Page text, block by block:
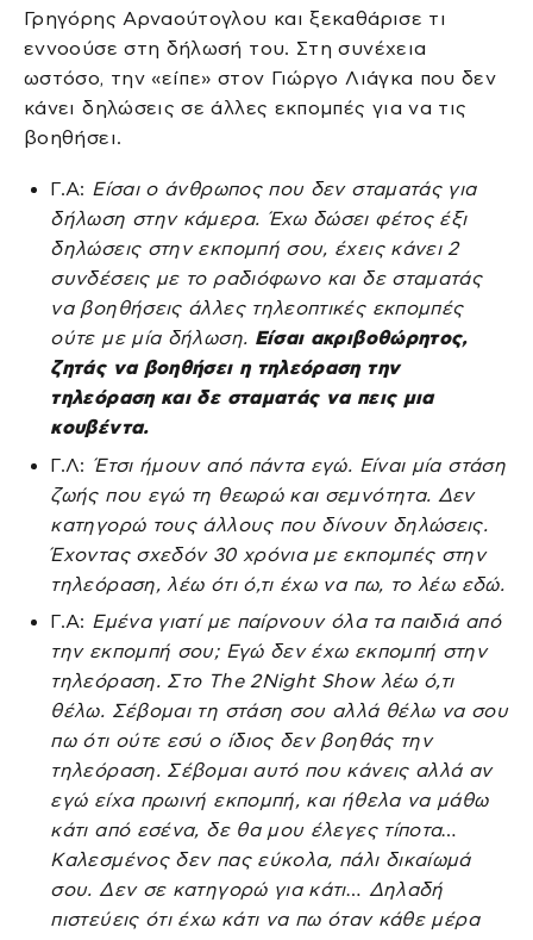
Γρηγόρης Αρναούτογλου και ξεκαθάρισε τι
εννοούσε στη δήλωσή του. Στη συνέχεια
ωστόσο, την «είπε» στον Γιώργο Λιάγκα που δεν
κάνει δηλώσεις σε άλλες εκπομπές για να τις
βοηθήσει.
Γ.Α: Είσαι ο άνθρωπος που δεν σταματάς για
δήλωση στην κάμερα. Έχω δώσει φέτος έξι
δηλώσεις στην εκπομπή σου, έχεις κάνει 2
συνδέσεις με το ραδιόφωνο και δε σταματάς
να βοηθήσεις άλλες τηλεοπτικές εκπομπές
ούτε με μία δήλωση. Είσαι ακριβοθώρητος,
ζητάς να βοηθήσει η τηλεόραση την
τηλεόραση και δε σταματάς να πεις μια
κουβέντα.
Γ.Λ: Έτσι ήμουν από πάντα εγώ. Είναι μία στάση
ζωής που εγώ τη θεωρώ και σεμνότητα. Δεν
κατηγορώ τους άλλους που δίνουν δηλώσεις.
Έχοντας σχεδόν 30 χρόνια με εκπομπές στην
τηλεόραση, λέω ότι ό,τι έχω να πω, το λέω εδώ.
Γ.Α: Εμένα γιατί με παίρνουν όλα τα παιδιά από
την εκπομπή σου; Εγώ δεν έχω εκπομπή στην
τηλεόραση. Στο The 2Night Show λέω ό,τι
θέλω. Σέβομαι τη στάση σου αλλά θέλω να σου
πω ότι ούτε εσύ ο ίδιος δεν βοηθάς την
τηλεόραση. Σέβομαι αυτό που κάνεις αλλά αν
εγώ είχα πρωινή εκπομπή, και ήθελα να μάθω
κάτι από εσένα, δε θα μου έλεγες τίποτα…
Καλεσμένος δεν πας εύκολα, πάλι δικαίωμά
σου. Δεν σε κατηγορώ για κάτι… Δηλαδή
πιστεύεις ότι έχω κάτι να πω όταν κάθε μέρα